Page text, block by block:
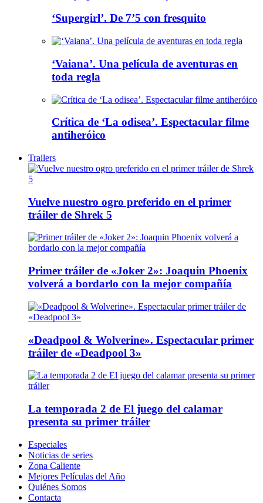
‘Supergirl’. De 7’5 con fresquito
‘Vaiana’. Una película de aventuras en
toda regla
Crítica de ‘La odisea’. Espectacular filme
antiheróico
Trailers
Vuelve nuestro ogro preferido en el primer
tráiler de Shrek 5
Primer tráiler de «Joker 2»: Joaquin Phoenix
volverá a bordarlo con la mejor compañía
«Deadpool & Wolverine». Espectacular primer
tráiler de «Deadpool 3»
La temporada 2 de El juego del calamar
presenta su primer tráiler
Especiales
Noticias de series
Zona Caliente
Mejores Películas del Año
Quiénes Somos
Contacta